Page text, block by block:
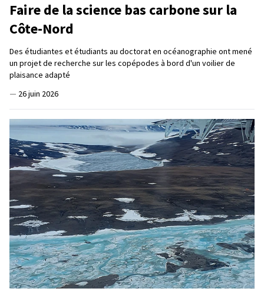
Faire de la science bas carbone sur la
Côte-Nord
Des étudiantes et étudiants au doctorat en océanographie ont mené
un projet de recherche sur les copépodes à bord d'un voilier de
plaisance adapté
— 26 juin 2026